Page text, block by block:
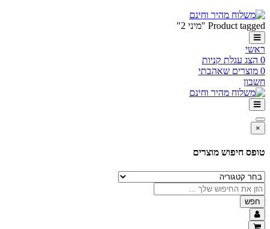
Product tagged "מיני 2"
ראשי
0 הצג עגלת קניות
0 מוצרים שאהבתי
חשבון
×
טופס חיפוש מוצרים
חפש